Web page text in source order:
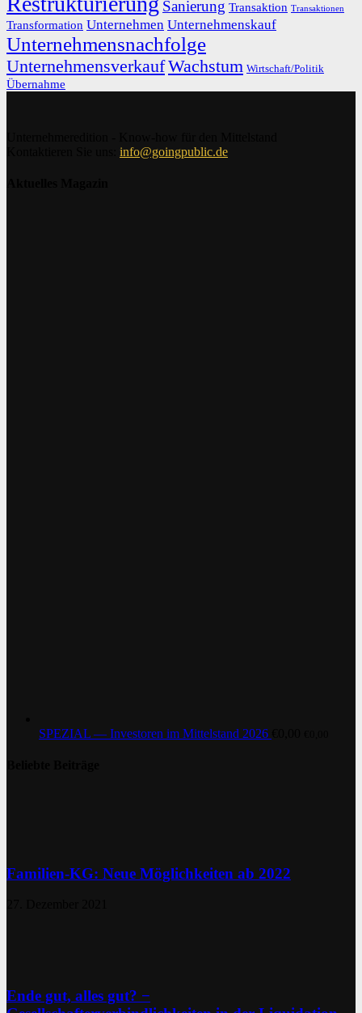
Sanierung Transaktion Transaktionen
Transformation Unternehmen Unternehmenskauf
Unternehmensnachfolge
UnternehmensverkaufWachstum Wirtschaft/Politik
Übernahme
info@goingpublic.de
SPEZIAL — Investoren im Mittelstand 2026
Familien-KG: Neue Möglichkeiten ab 2022
Ende gut, alles gut? −